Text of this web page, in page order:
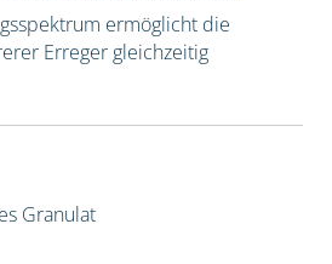
ermöglicht die
Erreger gleichzeitig
Granulat